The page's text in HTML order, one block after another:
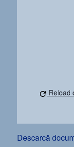
Reload
Descarcă